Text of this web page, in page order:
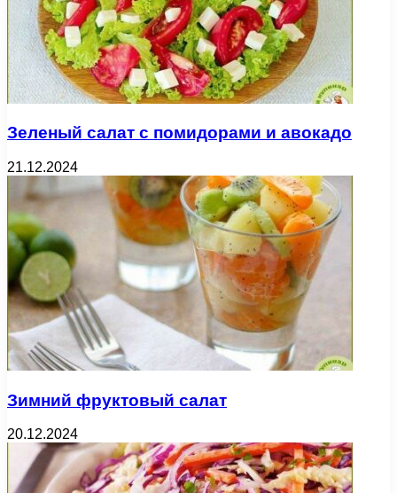
Зеленый салат с помидорами и авокадо
21.12.2024
Зимний фруктовый салат
20.12.2024